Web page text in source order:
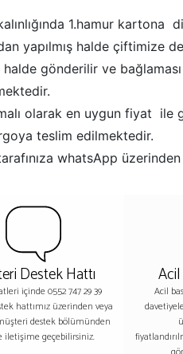
1.hamur kartona
yapılmış halde çiftimize
gönderilir ve
olarak en uygun fiyat ile
teslim edilmektedir.
whatsApp
Destek Hattı
içinde 0552 747 29 39
hattımız üzerinden veya
destek bölümünden
iletişime geçebilirsiniz.
Acil
Acil